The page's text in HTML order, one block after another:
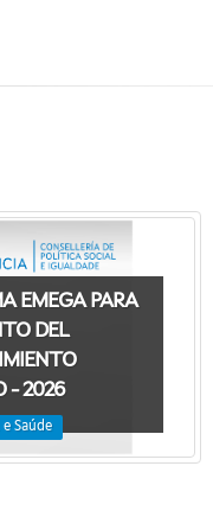
EMEGA PARA
DEL
- 2026
Saúde